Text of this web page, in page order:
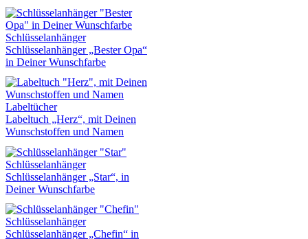
Schlüsselanhänger
Schlüsselanhänger „Bester Opa“
in Deiner Wunschfarbe
Labeltücher
Labeltuch „Herz“, mit Deinen
Wunschstoffen und Namen
Schlüsselanhänger
Schlüsselanhänger „Star“, in
Deiner Wunschfarbe
Schlüsselanhänger
Schlüsselanhänger „Chefin“ in